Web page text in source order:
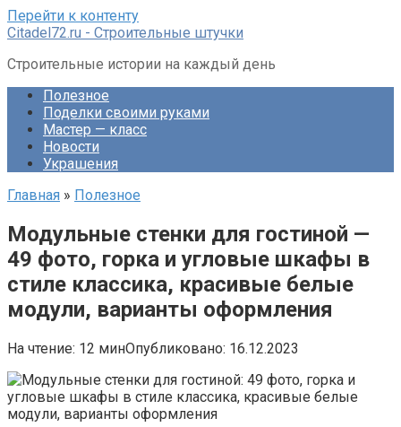
Перейти к контенту
Citadel72.ru - Строительные штучки
Строительные истории на каждый день
Полезное
Поделки своими руками
Мастер — класс
Новости
Украшения
Главная » Полезное
Модульные стенки для гостиной —
49 фото, горка и угловые шкафы в
стиле классика, красивые белые
модули, варианты оформления
На чтение: 12 минОпубликовано: 16.12.2023